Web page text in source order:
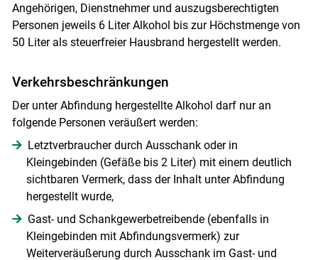
Angehörigen, Dienstnehmer und auszugsberechtigten
Personen jeweils 6 Liter Alkohol bis zur Höchstmenge von
50 Liter als steuerfreier Hausbrand hergestellt werden.
Verkehrsbeschränkungen
Der unter Abfindung hergestellte Alkohol darf nur an
folgende Personen veräußert werden:
Letztverbraucher durch Ausschank oder in
Kleingebinden (Gefäße bis 2 Liter) mit einem deutlich
sichtbaren Vermerk, dass der Inhalt unter Abfindung
hergestellt wurde,
Gast- und Schankgewerbetreibende (ebenfalls in
Kleingebinden mit Abfindungsvermerk) zur
Weiterveräußerung durch Ausschank im Gast- und